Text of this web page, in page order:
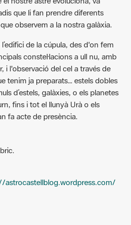
de la cúpula, des d'on fem
constel·lacions a ull nu, amb
i l'observació del cel a través de
tenim ja preparats… estels dobles
d’estels, galàxies, o els planetes
fins i tot el llunyà Urà o els
fa acte de presència.
astrocastellblog.wordpress.com/